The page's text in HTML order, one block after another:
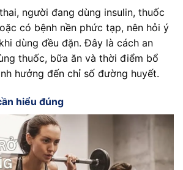
người đang dùng insulin, thuốc
có bệnh nền phức tạp, nên hỏi ý
dùng đều đặn. Đây là cách an
thuốc, bữa ăn và thời điểm bổ
hưởng đến chỉ số đường huyết.
hiểu đúng